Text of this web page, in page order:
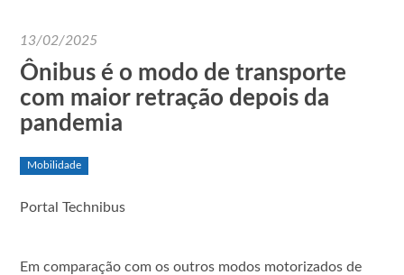
13/02/2025
Ônibus é o modo de transporte
com maior retração depois da
pandemia
Mobilidade
Portal Technibus
Em comparação com os outros modos motorizados de